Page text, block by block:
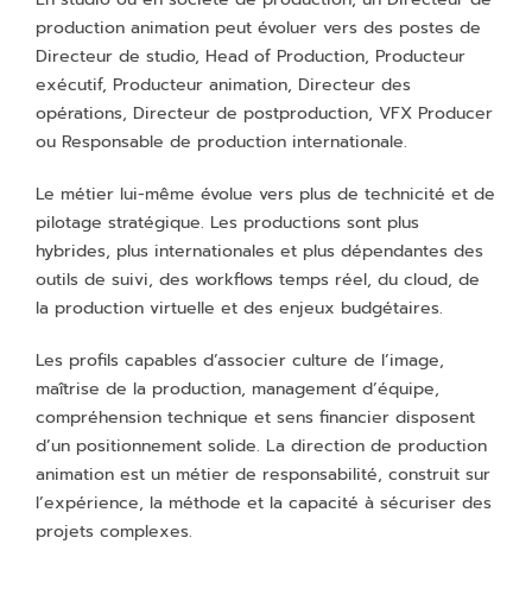
production animation peut évoluer vers des postes de
Directeur de studio, Head of Production, Producteur
exécutif, Producteur animation, Directeur des
opérations, Directeur de postproduction, VFX Producer
ou Responsable de production internationale.
Le métier lui-même évolue vers plus de technicité et de
pilotage stratégique. Les productions sont plus
hybrides, plus internationales et plus dépendantes des
outils de suivi, des workflows temps réel, du cloud, de
la production virtuelle et des enjeux budgétaires.
Les profils capables d’associer culture de l’image,
maîtrise de la production, management d’équipe,
compréhension technique et sens financier disposent
d’un positionnement solide. La direction de production
animation est un métier de responsabilité, construit sur
l’expérience, la méthode et la capacité à sécuriser des
projets complexes.